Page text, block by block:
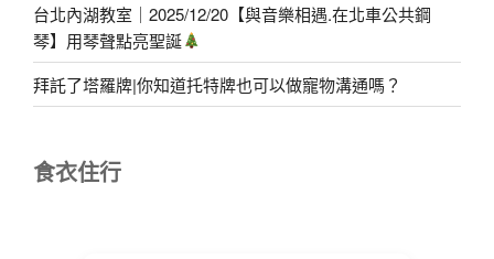
台北內湖教室｜2025/12/20【與音樂相遇.在北車公共鋼
琴】用琴聲點亮聖誕
拜託了塔羅牌|你知道托特牌也可以做寵物溝通嗎？
食衣住行